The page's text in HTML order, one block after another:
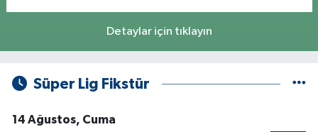
Detaylar için tıklayın
Süper Lig Fikstür
14 Ağustos, Cuma